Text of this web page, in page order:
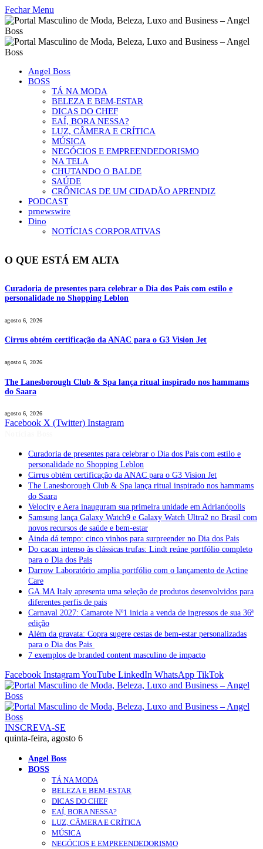
Fechar Menu
Angel Boss
BOSS
TÁ NA MODA
BELEZA E BEM-ESTAR
DICAS DO CHEF
EAÍ, BORA NESSA?
LUZ, CÂMERA E CRÍTICA
MÚSICA
NEGÓCIOS E EMPREENDEDORISMO
NA TELA
CHUTANDO O BALDE
SAÚDE
CRÔNICAS DE UM CIDADÃO APRENDIZ
PODCAST
prnewswire
Dino
NOTÍCIAS CORPORATIVAS
O QUE ESTÁ EM ALTA
Curadoria de presentes para celebrar o Dia dos Pais com estilo e
personalidade no Shopping Leblon
agosto 6, 2026
Cirrus obtém certificação da ANAC para o G3 Vision Jet
agosto 6, 2026
The Lanesborough Club & Spa lança ritual inspirado nos hammams
do Saara
agosto 6, 2026
Facebook X (Twitter) Instagram
Curadoria de presentes para celebrar o Dia dos Pais com estilo e
personalidade no Shopping Leblon
Cirrus obtém certificação da ANAC para o G3 Vision Jet
The Lanesborough Club & Spa lança ritual inspirado nos hammams
do Saara
Velocity e Aera inauguram sua primeira unidade em Adrianópolis
Samsung lança Galaxy Watch9 e Galaxy Watch Ultra2 no Brasil com
novos recursos de saúde e bem-estar
Ainda dá tempo: cinco vinhos para surpreender no Dia dos Pais
Do cacau intenso às clássicas trufas: Lindt reúne portfólio completo
para o Dia dos Pais
Darrow Laboratório amplia portfólio com o lançamento de Actine
Care
GA.MA Italy apresenta uma seleção de produtos desenvolvidos para
diferentes perfis de pais
Carnaval 2027: Camarote Nº1 inicia a venda de ingressos de sua 36ª
edição
Além da gravata: Copra sugere cestas de bem-estar personalizadas
para o Dia dos Pais
7 exemplos de branded content masculino de impacto
Facebook InstagramYouTube LinkedIn WhatsApp TikTok
INSCREVA-SE
quinta-feira, agosto 6
Angel Boss
BOSS
TÁ NA MODA
BELEZA E BEM-ESTAR
DICAS DO CHEF
EAÍ, BORA NESSA?
LUZ, CÂMERA E CRÍTICA
MÚSICA
NEGÓCIOS E EMPREENDEDORISMO